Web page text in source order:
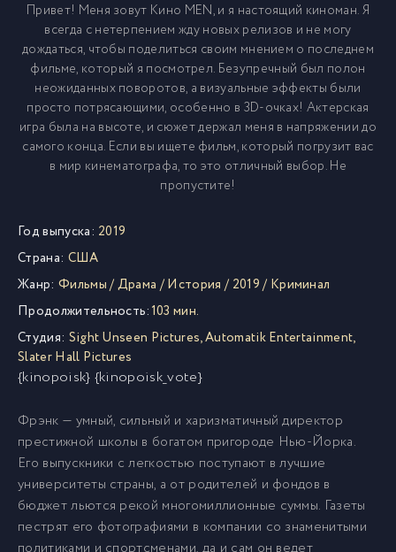
Привет! Меня зовут Кино MEN, и я настоящий киноман. Я
всегда с нетерпением жду новых релизов и не могу
дождаться, чтобы поделиться своим мнением о последнем
фильме, который я посмотрел. Безупречный был полон
неожиданных поворотов, а визуальные эффекты были
просто потрясающими, особенно в 3D-очках! Актерская
игра была на высоте, и сюжет держал меня в напряжении до
самого конца. Если вы ищете фильм, который погрузит вас
в мир кинематографа, то это отличный выбор. Не
пропустите!
Год выпуска: 2019
Страна: США
Жанр: Фильмы/Драма /История / 2019/ Криминал
Продолжительность:103 мин.
Студия: Sight Unseen Pictures,Automatik Entertainment,
Slater Hall Pictures
{kinopoisk} {kinopoisk_vote}
Фрэнк — умный, сильный и харизматичный директор
престижной школы в богатом пригороде Нью-Йорка.
Его выпускники с легкостью поступают в лучшие
университеты страны, а от родителей и фондов в
бюджет льются рекой многомиллионные суммы. Газеты
пестрят его фотографиями в компании со знаменитыми